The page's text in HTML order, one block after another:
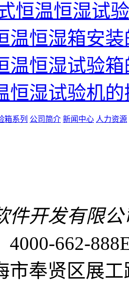
恒温恒湿试
温恒湿箱安
温恒湿试验
恒湿试验机
箱系列 公司简介 新闻中心 人力资源
件开发有限公
4000-662-888
市奉贤区展工